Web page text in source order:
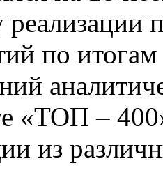
по итогам
«ТОП –
из